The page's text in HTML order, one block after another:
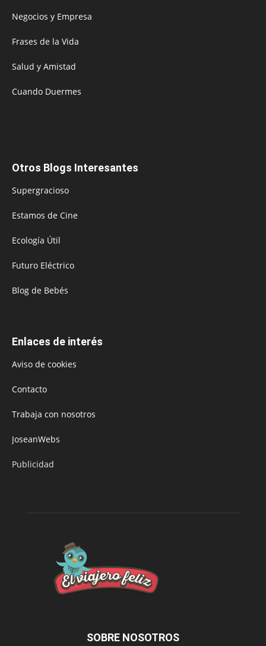
Negocios y Empresa
Frases de la Vida
Salud y Amistad
Cuando Duermes
Otros Blogs Interesantes
Supergracioso
Estamos de Cine
Ecología Útil
Futuro Eléctrico
Blog de Bebés
Enlaces de interés
Aviso de cookies
Contacto
Trabaja con nosotros
JoseanWebs
Publicidad
SOBRE NOSOTROS